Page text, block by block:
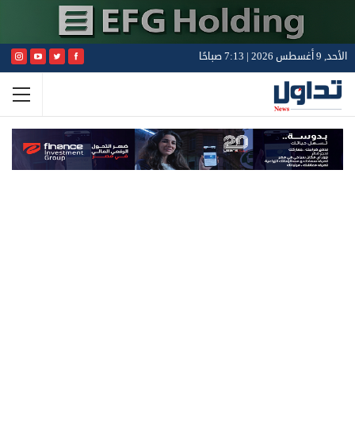
الأحد, 9 أغسطس 2026 | 7:13 صباحًا